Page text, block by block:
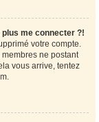
me connecter ?!
votre compte.
ne postant
vous arrive, tentez